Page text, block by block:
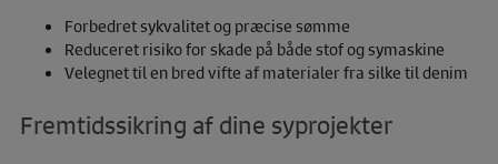
Forbedret sykvalitet og præcise sømme
Reduceret risiko for skade på både stof og symaskine
Velegnet til en bred vifte af materialer fra silke til denim
Fremtidssikring af dine syprojekter